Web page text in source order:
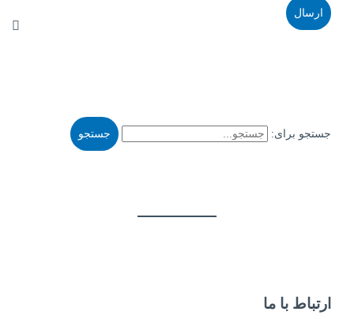
جستجو برای:
ارتباط با ما